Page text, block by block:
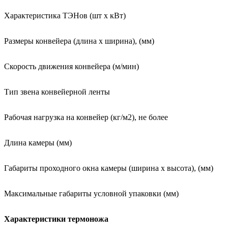
Характеристика ТЭНов (шт х кВт)
Размеры конвейера (длина х ширина), (мм)
Скорость движения конвейера (м/мин)
Тип звена конвейерной ленты
Рабочая нагрузка на конвейер (кг/м2), не более
Длина камеры (мм)
Габариты проходного окна камеры (ширина х высота), (мм)
Максимальные габариты условной упаковки (мм)
Характеристики термоножа